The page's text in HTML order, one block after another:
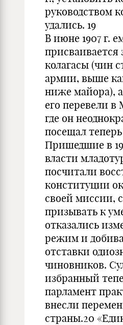
руководством
удались. 19
В июне 1907 г.
присваивается
колагасы (чин
армии, выше
ниже майора),
его перевели
где он
посещал
Пришедшие в
власти
посчитали
конституции
своей миссии,
призывать к
отказались
режим и
отставки
чиновников.
избранный
парламент
внесли
страны.20